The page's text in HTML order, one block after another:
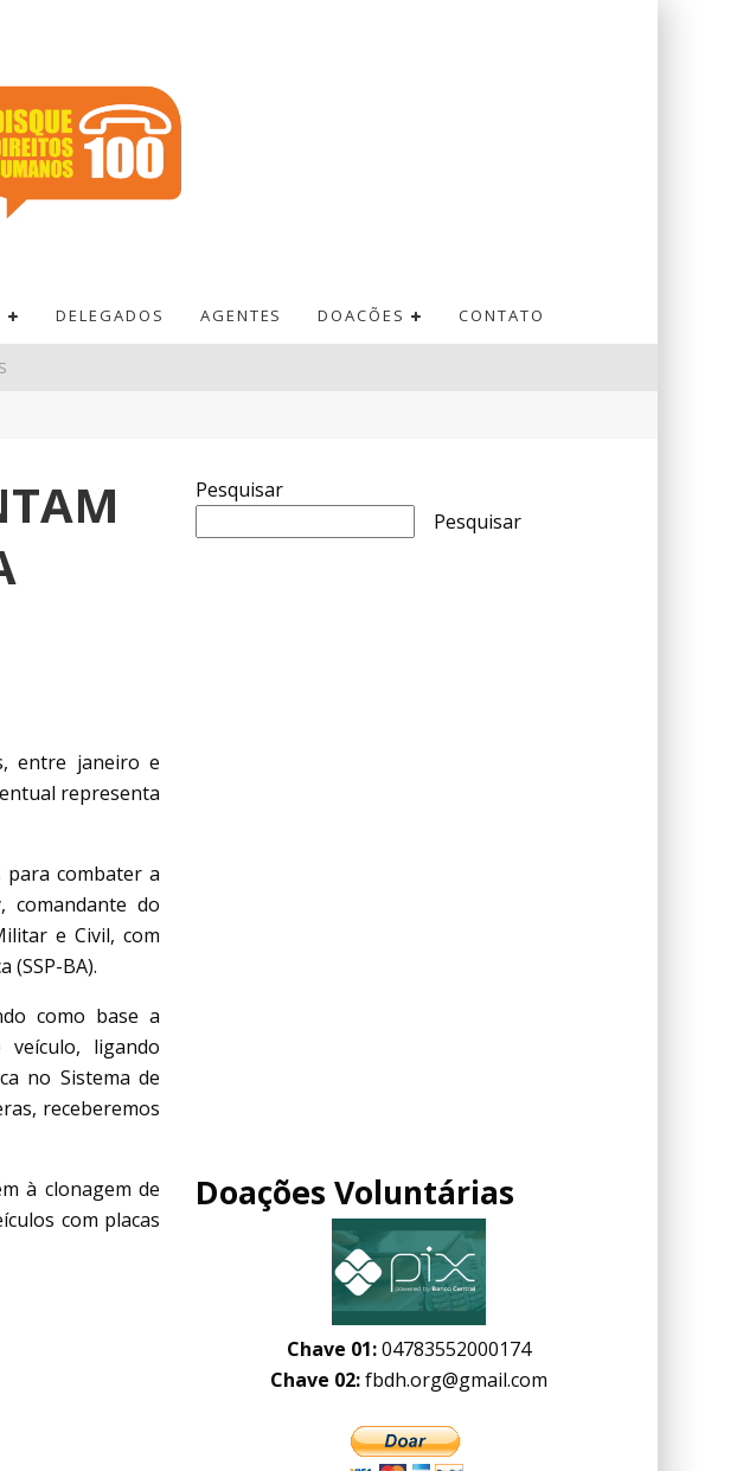
DELEGADOS AGENTES DOACÕES CONTATO
entre janeiro e
representa
para combater a
comandante do
e Civil, com
(SSP-BA).
como base a
ligando
no Sistema de
receberemos
à clonagem de
com placas
Pesquisar
Pesquisar
Doações Voluntárias
Chave 01:04783552000174
Chave 02:fbdh.org@gmail.com